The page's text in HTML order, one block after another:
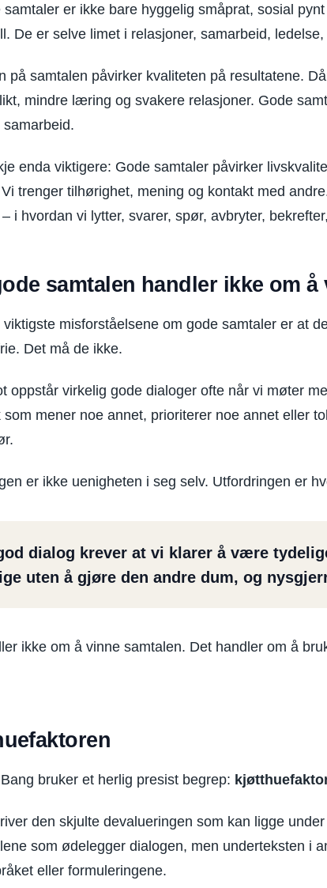
samtaler er ikke bare hyggelig småprat, sosial
De er selve limet i relasjoner, samarbeid,
på samtalen påvirker kvaliteten på resultatene.
mindre læring og svakere relasjoner. Gode
enda viktigere: Gode samtaler påvirker
trenger tilhørighet, mening og kontakt med
i hvordan vi lytter, svarer, spør, avbryter,
samtalen handler ikke om
viktigste misforståelsene om gode samtaler er at
Det må de ikke.
oppstår virkelig gode dialoger ofte når vi møter
som mener noe annet, prioriterer noe annet eller
er ikke uenigheten i seg selv. Utfordringen er
dialog krever at vi klarer å være
uten å gjøre den andre dum, og
ikke om å vinne samtalen. Det handler om å
bruker et herlig presist begrep:
den skjulte devalueringen som kan ligge
som ødelegger dialogen, men underteksten i
eller formuleringene.